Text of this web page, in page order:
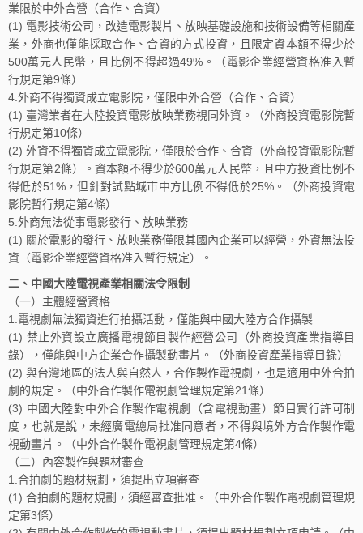
業限於中外合營（合作、合資）
(1) 電影技術公司，改造電影製片、放映基礎設施和技術設備等相關產
業，外商也僅能採取合作、合資的方式投資，且限定資本額不得少於
500萬元人民幣，且比例不得超過49%。（電影企業經營資格准入暫
行規定第9條）
4.外商不得獨資成立電影院，僅限中外合營（合作、合資）
(1) 臺灣業者在大陸投資電影放映業務視同外資。（外商投資電影院暫
行規定第10條）
(2) 外資不得獨資成立電影院，僅限於合作、合資（外商投資電影院暫
行規定第2條）。資本額不得少於600萬元人民幣，且中方投資比例不
得低於51%，但針對試點城市中方比例不得低於25%。（外商投資電
影院暫行規定第4條）
5.外商無法從事電影發行、放映業務
(1) 關於電影的發行、放映業務僅限其國內企業可以經營，外資無法投
資（電影企業經營資格准入暫行規定）。
二、中國大陸電視產業相關法令限制
（一）主體經營資格
1.電視劇無法獨資進行拍攝活動，僅能與中國大陸方合作攝製
(1) 禁止外資設立廣播電視節目製作經營公司（外商投資產業指導目
錄），僅能與中方企業合作攝製動畫片。（外商投資產業指導目錄）
(2) 與台灣地區的法人與自然人，合作製作電視劇，也是適用中外合拍
劇的規定。（中外合作製作電視劇管理規定第21條）
(3) 中國大陸對中外合作製作電視劇（含電視動畫）節目實行許可制
度，也就是說，未經廣電總局批准同意者，不得與境外方合作製作電
視動畫片。（中外合作製作電視劇管理規定第4條）
（二）內容製作與題材審查
1.合拍劇的題材規劃，須提出立項審查
(1) 合拍劇的題材規劃，須經審查批准。（中外合作製作電視劇管理規
定第3條）